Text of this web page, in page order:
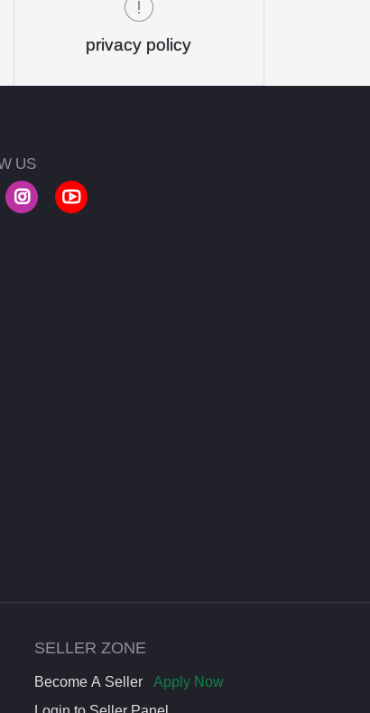
privacy policy
US
SELLER ZONE
Become A Seller
Apply Now